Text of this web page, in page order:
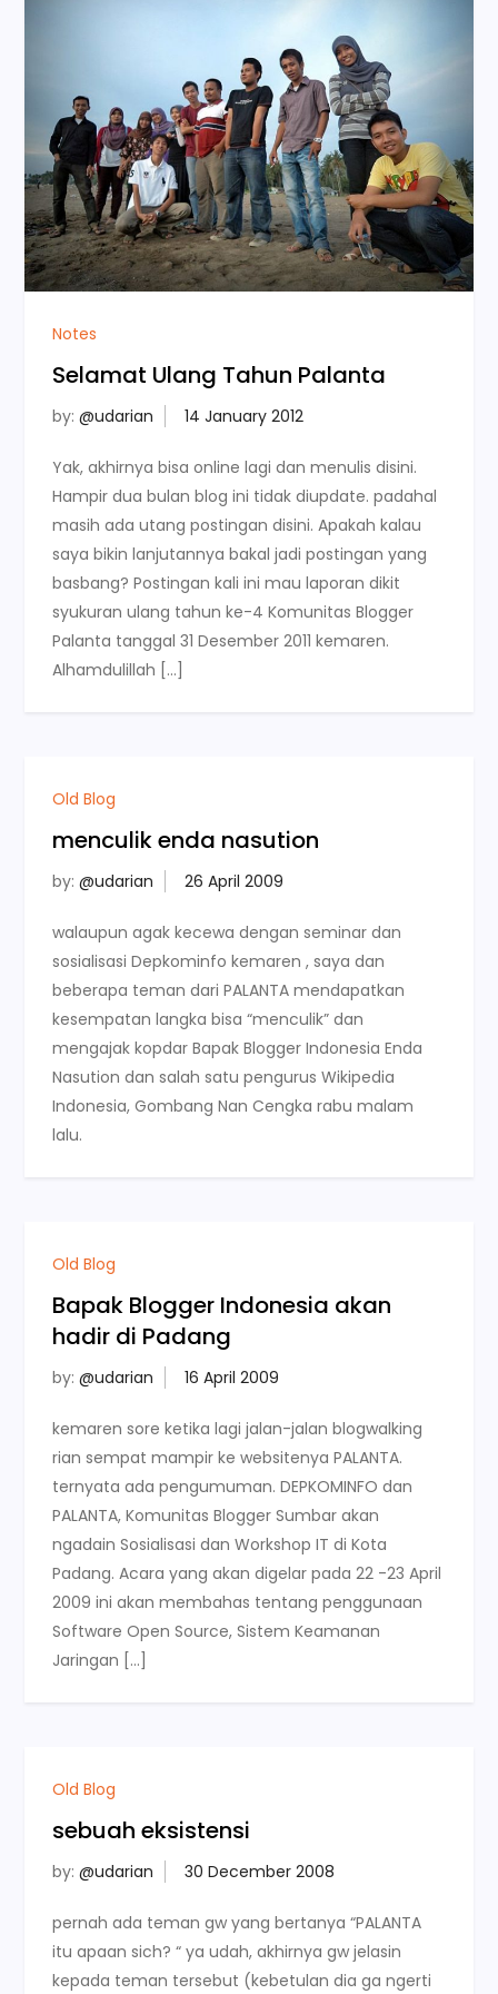
Notes
Selamat Ulang Tahun Palanta
by:@udarian
Yak, akhirnya bisa online lagi dan menulis disini.
Hampir dua bulan blog ini tidak diupdate. padahal
masih ada utang postingan disini. Apakah kalau
saya bikin lanjutannya bakal jadi postingan yang
basbang? Postingan kali ini mau laporan dikit
syukuran ulang tahun ke-4 Komunitas Blogger
Palanta tanggal 31 Desember 2011 kemaren.
Alhamdulillah […]
Old Blog
menculik enda nasution
by:@udarian
walaupun agak kecewa dengan seminar dan
sosialisasi Depkominfo kemaren , saya dan
beberapa teman dari PALANTA mendapatkan
kesempatan langka bisa “menculik” dan
mengajak kopdar Bapak Blogger Indonesia Enda
Nasution dan salah satu pengurus Wikipedia
Indonesia, Gombang Nan Cengka rabu malam
lalu.
Old Blog
Bapak Blogger Indonesia akan
hadir di Padang
by:@udarian
kemaren sore ketika lagi jalan-jalan blogwalking
rian sempat mampir ke websitenya PALANTA.
ternyata ada pengumuman. DEPKOMINFO dan
PALANTA, Komunitas Blogger Sumbar akan
ngadain Sosialisasi dan Workshop IT di Kota
Padang. Acara yang akan digelar pada 22 -23 April
2009 ini akan membahas tentang penggunaan
Software Open Source, Sistem Keamanan
Jaringan […]
Old Blog
sebuah eksistensi
by:@udarian
pernah ada teman gw yang bertanya “PALANTA
itu apaan sich? “ ya udah, akhirnya gw jelasin
kepada teman tersebut (kebetulan dia ga ngerti